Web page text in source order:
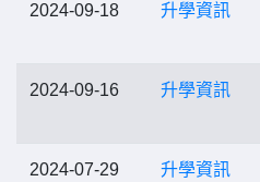
2024-09-18 升學資訊
2024-09-16 升學資訊
2024-07-29 升學資訊